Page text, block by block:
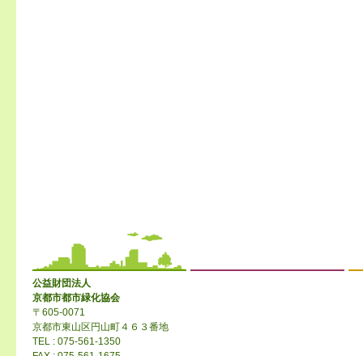
公益財団法人
京都市都市緑化協会
〒605-0071
京都市東山区円山町４６３番地
TEL : 075-561-1350